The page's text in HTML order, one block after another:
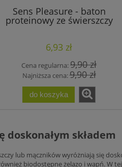
Sens Pleasure - baton
proteinowy ze świerszczy
Gorzka czekolada z
6,93 zł
Cena regularna:9,90 zł
Najniższa cena:9,90 zł
do koszyka
doskonałym składem
lub mączników wyróżniają się
biodostępne żelazo i wapń. W